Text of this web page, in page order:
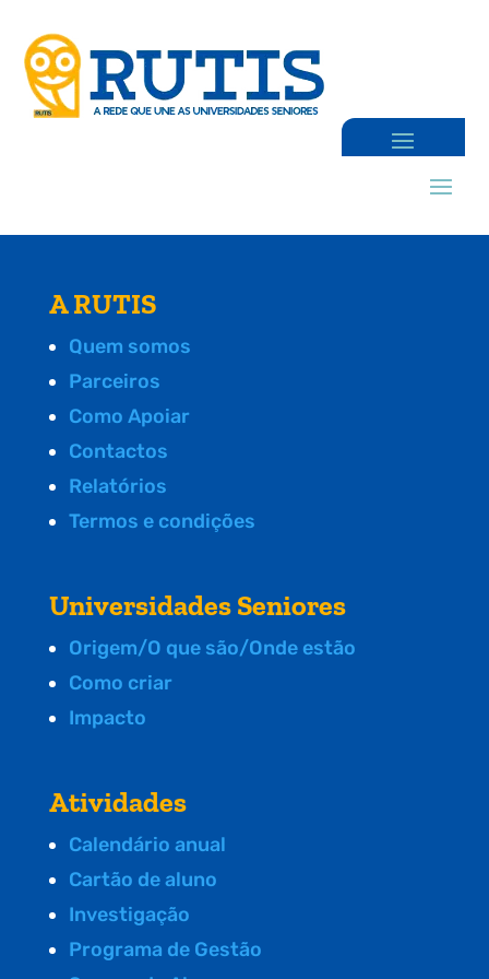
A RUTIS
Quem somos
Parceiros
Como Apoiar
Contactos
Relatórios
Termos e condições
Universidades Seniores
Origem/O que são/Onde estão
Como criar
Impacto
Atividades
Calendário anual
Cartão de aluno
Investigação
Programa de Gestão